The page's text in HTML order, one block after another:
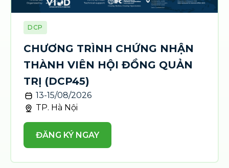
DCP
CHƯƠNG TRÌNH CHỨNG NHẬN
THÀNH VIÊN HỘI ĐỒNG QUẢN
TRỊ (DCP45)
13-15/08/2026
TP. Hà Nội
ĐĂNG KÝ NGAY